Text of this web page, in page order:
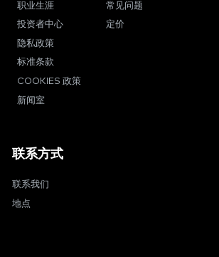
职业生涯
投资者中心
隐私政策
标准条款
COOKIES 政策
新闻室
常见问题
定价
联系方式
联系我们
地点